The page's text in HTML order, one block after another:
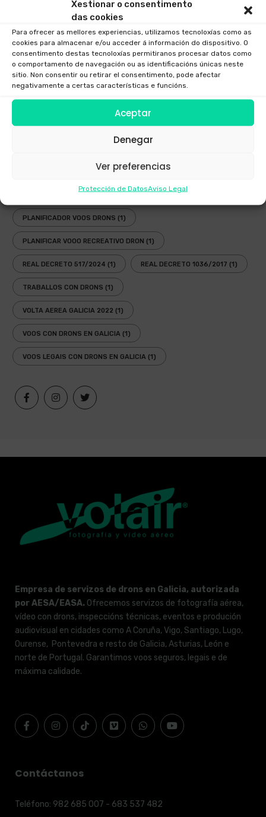
Xestionar o consentimento
das cookies
Para ofrecer as mellores experiencias, utilizamos tecnoloxías como as
cookies para almacenar e/ou acceder á información do dispositivo. O
consentimento destas tecnoloxías permitiranos procesar datos como
o comportamento de navegación ou as identificacións únicas neste
sitio. Non consentir ou retirar el consentimento, pode afectar
negativamente a certas características e funcións.
Aceptar
Denegar
Ver preferencias
Protección de DatosAviso Legal
EMPRESA DE DRONS EN GALICIA (1) EMPRESA DRONS
EMPRESA DRONS GALICIA(1) ENAIRE(1) GALICIA(1)
INSPECCIÓNS TÉCNICAS CON DRONS GALICIA(1) LEI(2)
LEI DRONS(2) LEI DRONS 2018(1)
NORMATIVA DRONS ESPAÑA(1)
NORMATIVA DRONS EUROPA(1)
ONDE VOAR DRONS EN GALICIA(1)
OPERADORES DRONS(1) PLANIFICADOR ENAIRE DRONS
PLANIFICADOR VOOS DRONS (1)
PLANIFICAR VOOO RECREATIVO DRON (1)
REAL DECRETO 517/2024 (1) REAL DECRETO 1036/2017 (1)
TRABALLOS CON DRONS (1)
VOLTA AEREA GALICIA 2022 (1)
VOOS CON DRONS EN GALICIA (1)
VOOS LEGAIS CON DRONS EN GALICIA (1)
Empresa de servizos de drons en Galicia, autorizada
por AESA/EASA. Ofrecemos servizos de fotografía aérea,
vídeo con drons, inspeccións técnicas, eventos e produción
audiovisual en cidades como A Coruña, Vigo, Santiago, Lugo,
Ourense, Pontevedra e resto de Galicia, Asturias, León e
norte de Portugal. Garantimos voos seguros, legais e de
máxima calidade.
Contáctanos
Teléfono: 982 685 007 - 683 537 482